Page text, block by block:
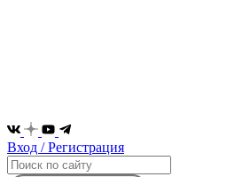
Вход / Регистрация